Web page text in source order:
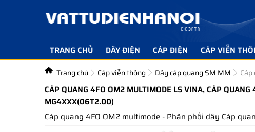
TRANG CHỦ DÂY ĐIỆN CÁP ĐIỆN CÁP VIỄN
Trang chủ Cáp viễn thông Dây cáp quang SM MM
CÁP QUANG 4FO OM2 MULTIMODE LS VINA, CÁP
MG4XXX(06T2.00)
Cáp quang 4FO OM2 multimode - Phân phối dây Cáp